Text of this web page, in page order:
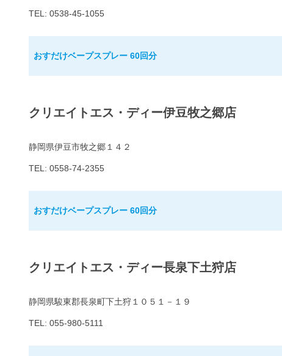
TEL: 0538-45-1055
おすだけベープスプレー 60回分
クリエイトエス・ディー伊豆牧之郷店
静岡県伊豆市牧之郷１４２
TEL: 0558-74-2355
おすだけベープスプレー 60回分
クリエイトエス・ディー長泉下土狩店
静岡県駿東郡長泉町下土狩１０５１－１９
TEL: 055-980-5111